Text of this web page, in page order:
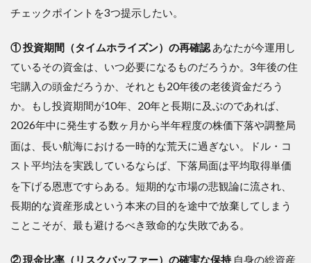
チェックポイントを3つ提示したい。
① 投資期間（タイムホライズン）の再確認 あなたが今運用し
ているその資金は、いつ必要になるものだろうか。3年後の住
宅購入の頭金だろうか、それとも20年後の老後資金だろう
か。もし投資期間が10年、20年と長期に及ぶのであれば、
2026年中に発生する数ヶ月から半年程度の株価下落や調整局
面は、長い航海における一時的な荒天に過ぎない。ドル・コ
スト平均法を実践しているならば、下落局面は平均取得単価
を下げる恩恵ですらある 。短期的な市場の悲観論に流され、
長期的な資産形成という本来の目的を途中で放棄してしまう
ことこそが、最も避けるべき致命的な失敗である。
② 現金比率（リスクバッファー）の確実な保持自身の総資産